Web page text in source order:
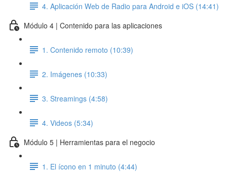
4. Aplicación Web de Radio para Android e iOS (14:41)
Módulo 4 | Contenido para las aplicaciones
1. Contenido remoto (10:39)
2. Imágenes (10:33)
3. Streamings (4:58)
4. Videos (5:34)
Módulo 5 | Herramientas para el negocio
1. El ícono en 1 minuto (4:44)